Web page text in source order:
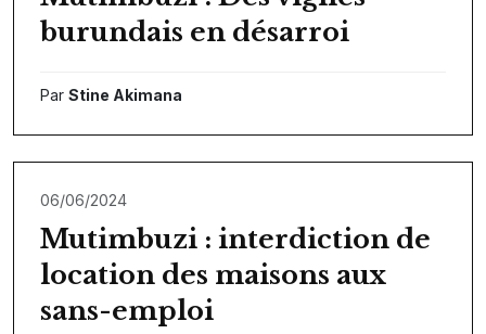
burundais en désarroi
Par Stine Akimana
06/06/2024
Mutimbuzi : interdiction de
location des maisons aux
sans-emploi